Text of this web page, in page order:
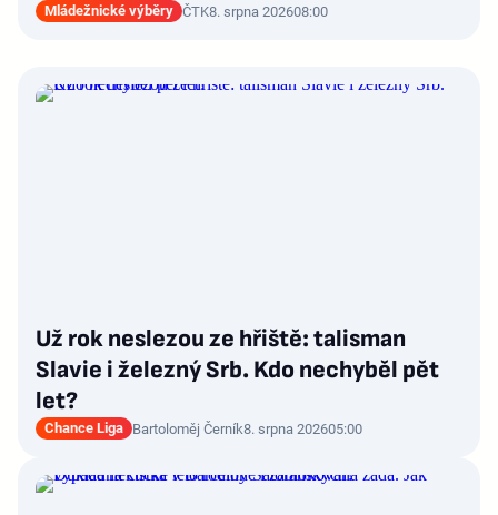
Mládežnické výběry ČTK8. srpna 202608:00
Už rok neslezou ze hřiště: talisman
Slavie i železný Srb. Kdo nechyběl pět
let?
Chance Liga Bartoloměj Černík8. srpna 202605:00